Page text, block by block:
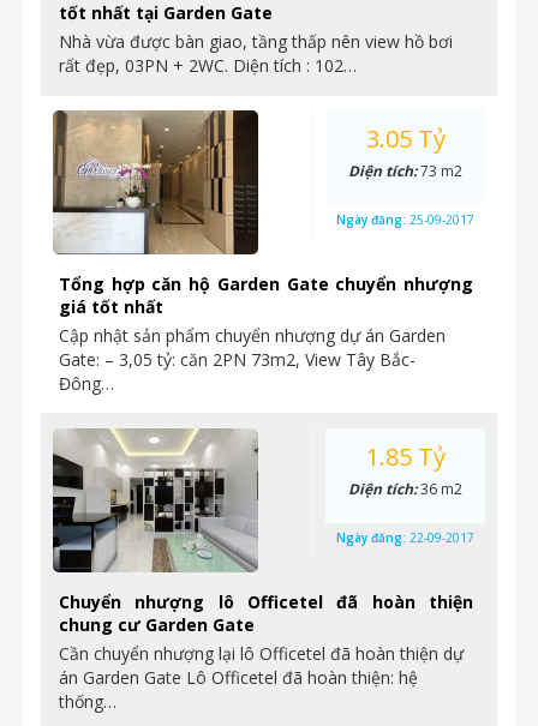
tốt nhất tại Garden Gate
Nhà vừa được bàn giao, tầng thấp nên view hồ bơi
rất đẹp, 03PN + 2WC. Diện tích : 102…
Tổng hợp căn hộ Garden Gate chuyển nhượng
giá tốt nhất
Cập nhật sản phẩm chuyển nhượng dự án Garden
Gate: – 3,05 tỷ: căn 2PN 73m2, View Tây Bắc-
Đông…
3.05 Tỷ
Diện tích:73 m2
Ngày đăng: 25-09-2017
Chuyển nhượng lô Officetel đã hoàn thiện
chung cư Garden Gate
Cần chuyển nhượng lại lô Officetel đã hoàn thiện dự
án Garden Gate Lô Officetel đã hoàn thiện: hệ
thống…
1.85 Tỷ
Diện tích:36 m2
Ngày đăng: 22-09-2017